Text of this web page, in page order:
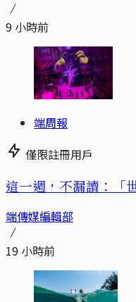
9 小時前
端周報
僅限註冊用戶
這一週，不漏讀：「
端傳媒編輯部
19 小時前